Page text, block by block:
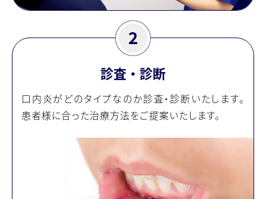
診査・診断
口内炎がどのタイプなのか診査・診断いたします。
患者様に合った治療方法をご提案いたします。